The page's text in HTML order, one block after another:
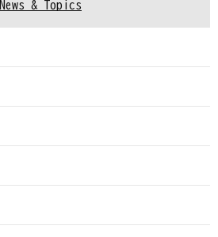
News & Topics